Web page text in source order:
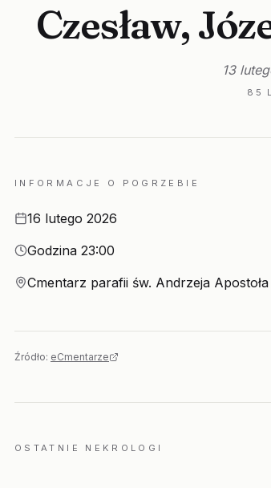
Czesław,
13
85
INFORMACJE O POGRZEBIE
Data16 lutego 2026
Godzina
Godzina 23:00
Miejsce
Cmentarz parafii św. Andrzeja
Źródło: eCmentarze
OSTATNIE NEKROLOGI